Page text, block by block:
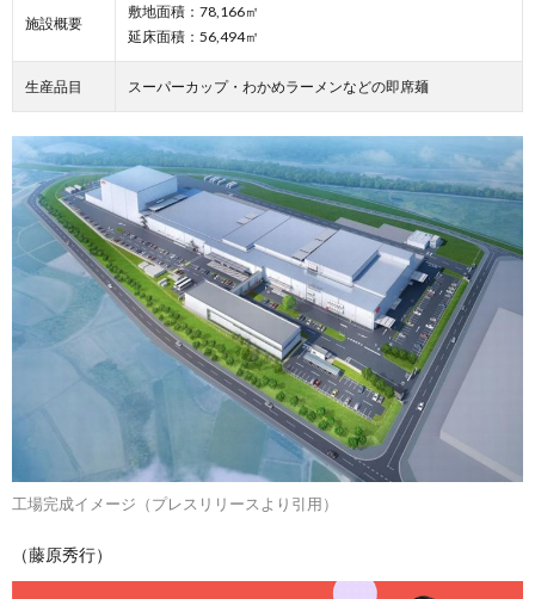
施設概要
敷地面積：78,166㎡
延床面積：56,494㎡
生産品目 スーパーカップ・わかめラーメンなどの即席麺
工場完成イメージ（プレスリリースより引用）
（藤原秀行）